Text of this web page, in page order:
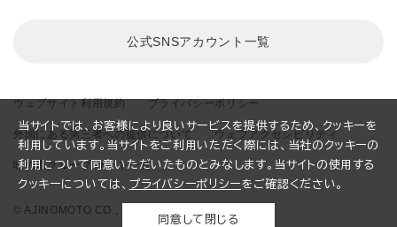
ウェブサイト利用規約 プライバシーポリシー
外国にある第三者への提供について ウェブアクセシビリティ
味の素グループ サイト一覧
© AJINOMOTO CO., INC. All rights reserved.
公式SNSアカウント 一覧
当サイトでは、お客様により良いサービスを提供するため、クッキーを
利用しています。当サイトをご利用いただく際には、当社のクッキーの
利用について同意いただいたものとみなします。当サイトの使用する
クッキーについては、 プライバシーポリシーをご確認ください。
同意して閉じる